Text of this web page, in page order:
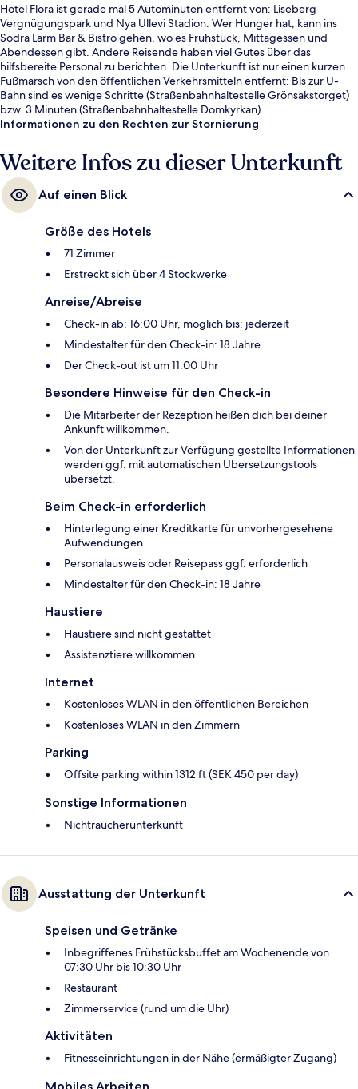
Hotel Flora ist gerade mal 5 Autominuten entfernt von: Liseberg
Vergnügungspark und Nya Ullevi Stadion. Wer Hunger hat, kann ins
Södra Larm Bar & Bistro gehen, wo es Frühstück, Mittagessen und
Abendessen gibt. Andere Reisende haben viel Gutes über das
hilfsbereite Personal zu berichten. Die Unterkunft ist nur einen kurzen
Fußmarsch von den öffentlichen Verkehrsmitteln entfernt: Bis zur U-
Bahn sind es wenige Schritte (Straßenbahnhaltestelle Grönsakstorget)
bzw. 3 Minuten (Straßenbahnhaltestelle Domkyrkan).
Informationen zu den Rechten zur Stornierung
Weitere Infos zu dieser Unterkunft
Auf einen Blick
Größe des Hotels
71 Zimmer
Erstreckt sich über 4 Stockwerke
Anreise/Abreise
Check-in ab: 16:00 Uhr, möglich bis: jederzeit
Mindestalter für den Check-in: 18 Jahre
Der Check-out ist um 11:00 Uhr
Besondere Hinweise für den Check-in
Die Mitarbeiter der Rezeption heißen dich bei deiner
Ankunft willkommen.
Von der Unterkunft zur Verfügung gestellte Informationen
werden ggf. mit automatischen Übersetzungstools
übersetzt.
Beim Check-in erforderlich
Hinterlegung einer Kreditkarte für unvorhergesehene
Aufwendungen
Personalausweis oder Reisepass ggf. erforderlich
Mindestalter für den Check-in: 18 Jahre
Haustiere
Haustiere sind nicht gestattet
Assistenztiere willkommen
Internet
Kostenloses WLAN in den öffentlichen Bereichen
Kostenloses WLAN in den Zimmern
Parking
Offsite parking within 1312 ft (SEK 450 per day)
Sonstige Informationen
Nichtraucherunterkunft
Ausstattung der Unterkunft
Speisen und Getränke
Inbegriffenes Frühstücksbuffet am Wochenende von
07:30 Uhr bis 10:30 Uhr
Restaurant
Zimmerservice (rund um die Uhr)
Aktivitäten
Fitnesseinrichtungen in der Nähe (ermäßigter Zugang)